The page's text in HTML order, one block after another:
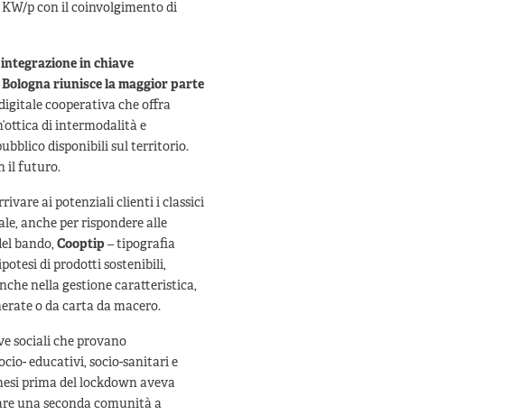
p con il coinvolgimento di
in chiave
riunisce la maggior parte
cooperativa che offra
di intermodalità e
disponibili sul territorio.
il futuro.
ai potenziali clienti i classici
anche per rispondere alle
bando, Cooptip – tipografia
di prodotti sostenibili,
nella gestione caratteristica,
o da carta da macero.
sociali che provano
educativi, socio-sanitari e
prima del lockdown aveva
una seconda comunità a